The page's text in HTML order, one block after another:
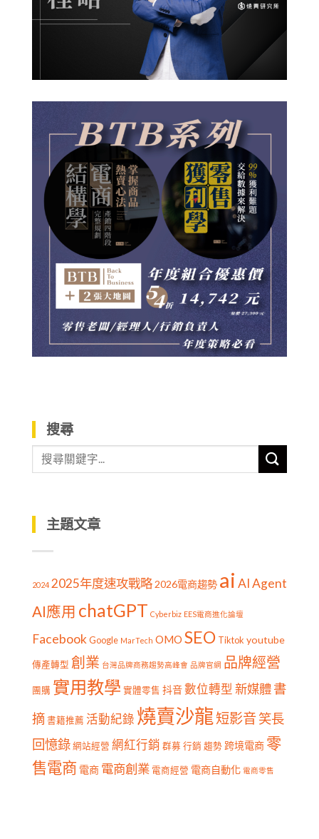
搜尋
主題文章
2024 2025年度速攻戰略2026電商趨勢 ai AI Agent
AI應用 chatGPT Cyberbiz EES電商進化論壇
Facebook Google MarTech OMO SEO Tiktok youtube
傳產轉型 創業 台灣品牌商務趨勢高峰會 品牌官網 品牌經營
團購 實用教學 實體零售 抖音數位轉型 新媒體書
摘 書籍推薦 活動紀錄 燒賣沙龍短影音笑長
回憶錄 網站經營 網紅行銷 群募 行銷 趨勢 跨境電商 零
售電商 電商 電商創業 電商經營 電商自動化 電商零售